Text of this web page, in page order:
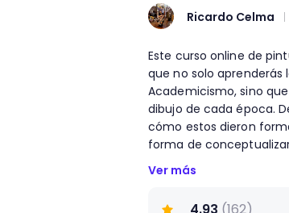
Ricardo Celma
Este curso online de
que no solo aprenderás
Academicismo, sino
dibujo de cada época.
cómo estos dieron
forma de
pintura del
Ver más